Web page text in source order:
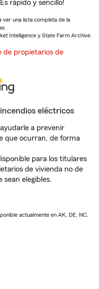
rápido y sencillo!
ver una lista completa de la
Intelligence y State Farm Archive.
de propietarios de
eléctricos
a prevenir
que ocurran, de forma
para los titulares
de vivienda no de
sean elegibles.
actualmente en AK, DE, NC,